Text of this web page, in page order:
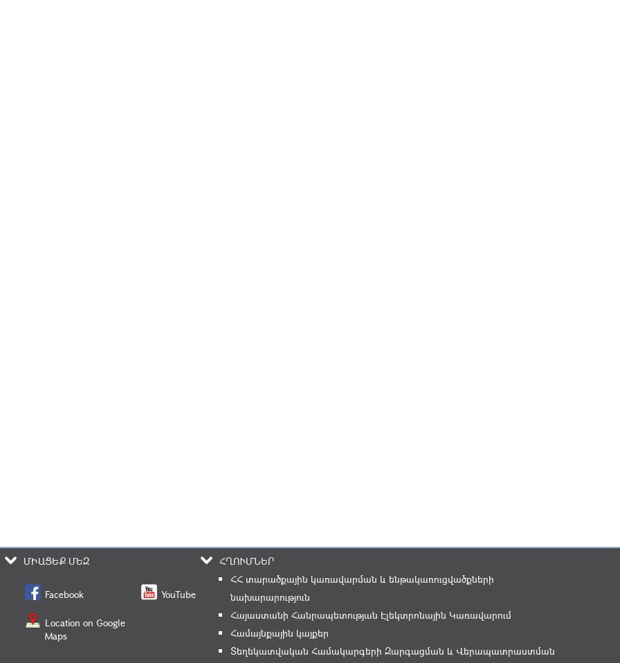
ՄԻԱՑԵՔ ՄԵԶ
ՀՂՈՒՄՆԵՐ
Facebook
Location on Google
Maps
YouTube
ՀՀ տարածքային կառավարման և ենթակառուցվածքների
նախարարություն
Հայաստանի Հանրապետության Էլեկտրոնային Կառավարում
Համայնքային կայքեր
Տեղեկատվական Համակարգերի Զարգացման և Վերապատրաստման